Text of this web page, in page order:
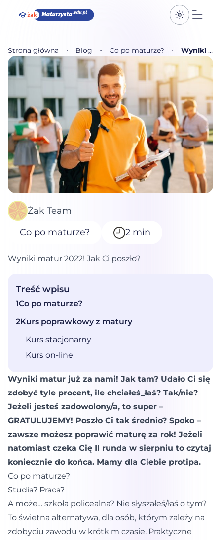
Przełącz
Strona główna Blog Co po maturze? Wyniki matur 2022! Jak Ci poszło?
Żak Team
Co po maturze?
2 min
4 lipca, 2022
Wyniki matur 2022! Jak Ci poszło?
Treść wpisu
1Co po maturze?
2Kurs poprawkowy z matury
Kurs stacjonarny
Kurs on-line
Wyniki matur już za nami! Jak tam? Udało Ci się
zdobyć tyle procent, ile chciałeś_łaś? Tak/nie?
Jeżeli jesteś zadowolony/a, to super –
GRATULUJEMY! Poszło Ci tak średnio? Spoko –
zawsze możesz poprawić maturę za rok! Jeżeli
natomiast czeka Cię II runda w sierpniu to czytaj
koniecznie do końca. Mamy dla Ciebie protipa.
Co po maturze?
Studia? Praca?
A może… szkoła policealna? Nie słyszałeś/łaś o tym?
To świetna alternatywa, dla osób, którym zależy na
zdobyciu zawodu w krótkim czasie. Praktyczne